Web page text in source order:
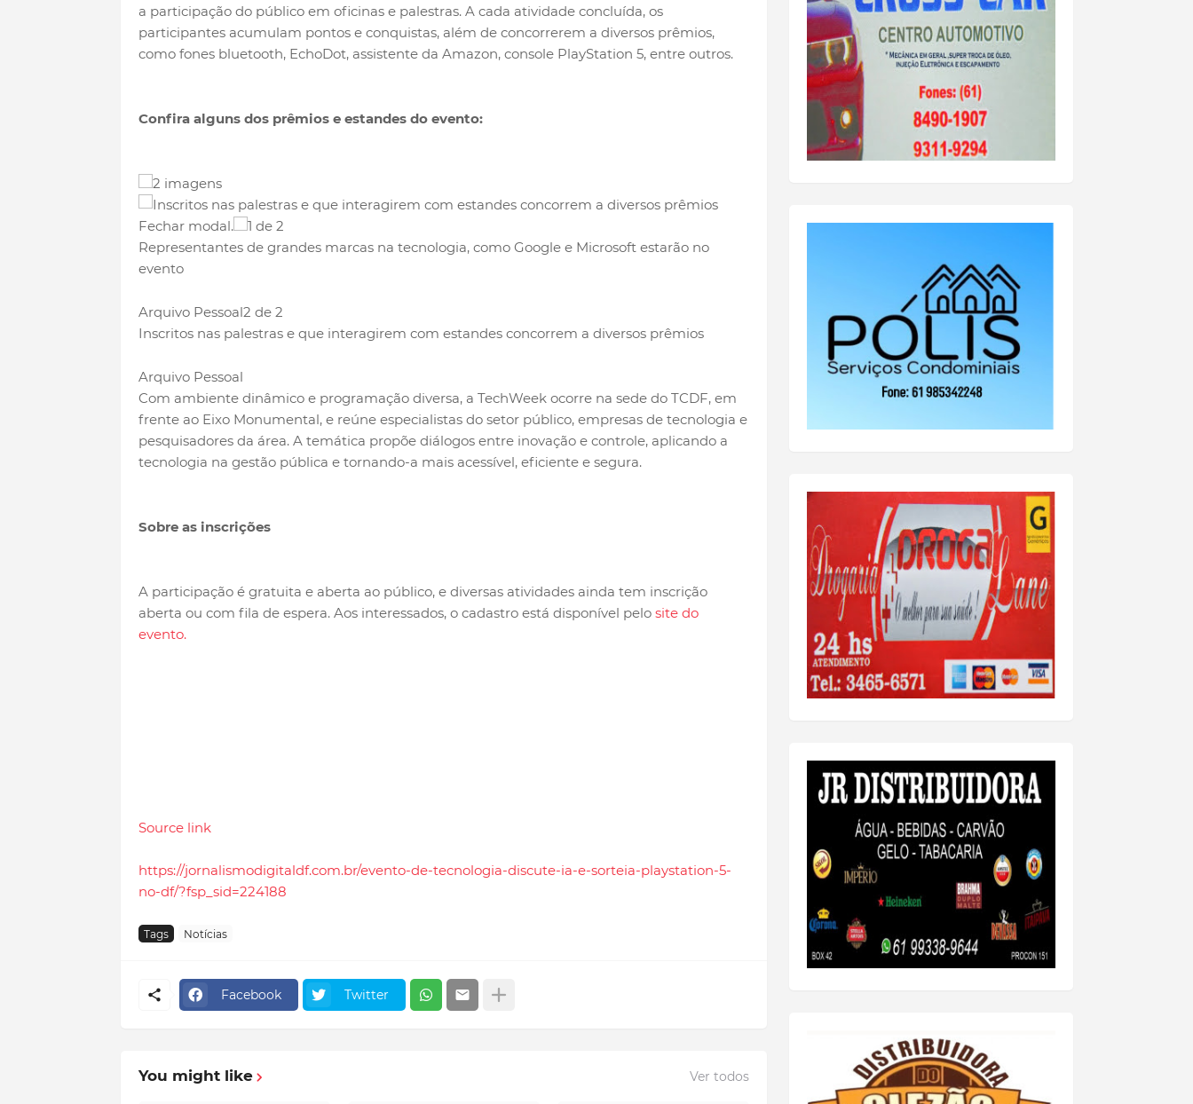
a participação do público em oficinas e palestras. A cada atividade concluída, os
participantes acumulam pontos e conquistas, além de concorrerem a diversos prêmios,
como fones bluetooth, EchoDot, assistente da Amazon, console PlayStation 5, entre outros.
Confira alguns dos prêmios e estandes do evento:
2 imagens
Fechar modal.
1 de 2
Representantes de grandes marcas na tecnologia, como Google e Microsoft estarão no
evento
Arquivo Pessoal2 de 2
Inscritos nas palestras e que interagirem com estandes concorrem a diversos prêmios
Arquivo Pessoal
Com ambiente dinâmico e programação diversa, a TechWeek ocorre na sede do TCDF, em
frente ao Eixo Monumental, e reúne especialistas do setor público, empresas de tecnologia e
pesquisadores da área. A temática propõe diálogos entre inovação e controle, aplicando a
tecnologia na gestão pública e tornando-a mais acessível, eficiente e segura.
Sobre as inscrições
A participação é gratuita e aberta ao público, e diversas atividades ainda tem inscrição
aberta ou com fila de espera. Aos interessados, o cadastro está disponível pelo site do
evento.
Source link
https://jornalismodigitaldf.com.br/evento-de-tecnologia-discute-ia-e-sorteia-playstation-5-
no-df/?fsp_sid=224188
Tags Notícias
Facebook Twitter
You might like Ver todos